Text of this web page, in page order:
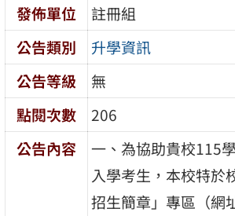
發佈單位
註冊組
公告類別
升學資訊
公告等級
無
點閱次數
206
公告內容
一、為協助貴校115
入學考生，本校特於
招生簡章」專區（